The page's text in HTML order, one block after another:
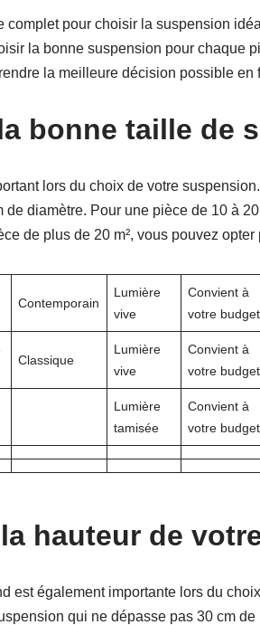
complet pour choisir la suspension
la bonne suspension pour chaque
la meilleure décision possible en
bonne taille de
lors du choix de votre
diamètre. Pour une pièce de 10 à
de plus de 20 m², vous pouvez
Contemporain
Lumière
vive
Convient à
votre budget
Classique
Lumière
vive
Convient à
votre budget
Lumière
tamisée
Convient à
votre budget
hauteur de
est également importante lors du
qui ne dépasse pas 30 cm